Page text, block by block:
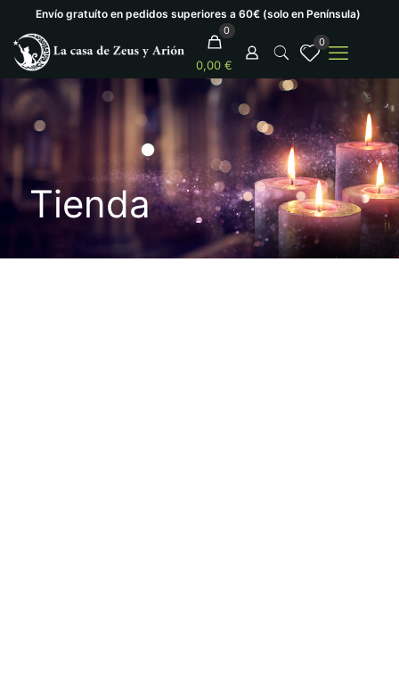
Envío gratuíto en pedidos superiores a 60€ (solo en Península)
0
0,00 €
0
Tienda